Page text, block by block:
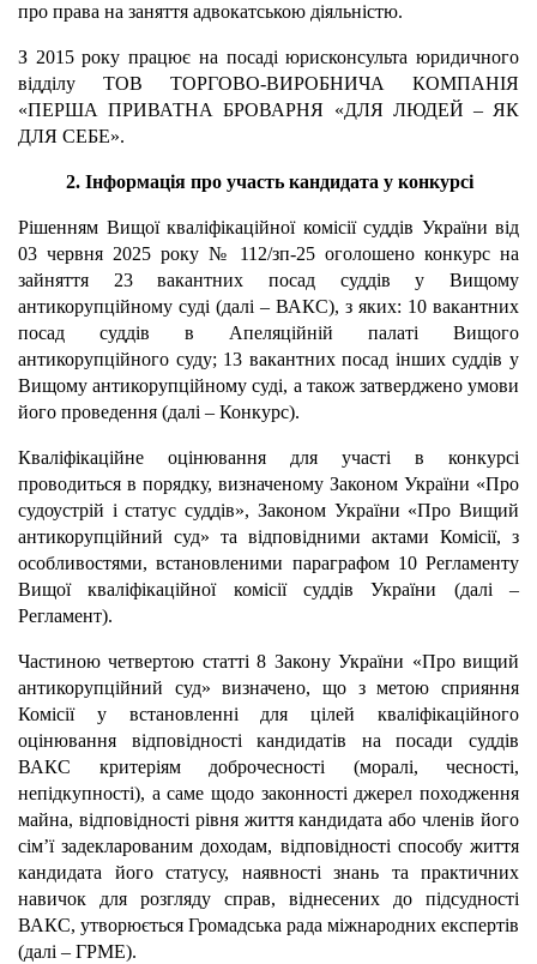
про права на заняття адвокатською діяльністю.
З 2015 року працює на посаді юрисконсульта юридичного
відділу ТОВ ТОРГОВО-ВИРОБНИЧА КОМПАНІЯ
«ПЕРША ПРИВАТНА БРОВАРНЯ «ДЛЯ ЛЮДЕЙ – ЯК
ДЛЯ СЕБЕ».
2. Інформація про участь кандидата у конкурсі
Рішенням Вищої кваліфікаційної комісії суддів України від
03 червня 2025 року № 112/зп-25 оголошено конкурс на
зайняття 23 вакантних посад суддів у Вищому
антикорупційному суді (далі – ВАКС), з яких: 10 вакантних
посад суддів в Апеляційній палаті Вищого
антикорупційного суду; 13 вакантних посад інших суддів у
Вищому антикорупційному суді, а також затверджено умови
його проведення (далі – Конкурс).
Кваліфікаційне оцінювання для участі в конкурсі
проводиться в порядку, визначеному Законом України «Про
судоустрій і статус суддів», Законом України «Про Вищий
антикорупційний суд» та відповідними актами Комісії, з
особливостями, встановленими параграфом 10 Регламенту
Вищої кваліфікаційної комісії суддів України (далі –
Регламент).
Частиною четвертою статті 8 Закону України «Про вищий
антикорупційний суд» визначено, що з метою сприяння
Комісії у встановленні для цілей кваліфікаційного
оцінювання відповідності кандидатів на посади суддів
ВАКС критеріям доброчесності (моралі, чесності,
непідкупності), а саме щодо законності джерел походження
майна, відповідності рівня життя кандидата або членів його
сім’ї задекларованим доходам, відповідності способу життя
кандидата його статусу, наявності знань та практичних
навичок для розгляду справ, віднесених до підсудності
ВАКС, утворюється Громадська рада міжнародних експертів
(далі – ГРМЕ).